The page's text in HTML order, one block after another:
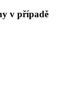
v případě